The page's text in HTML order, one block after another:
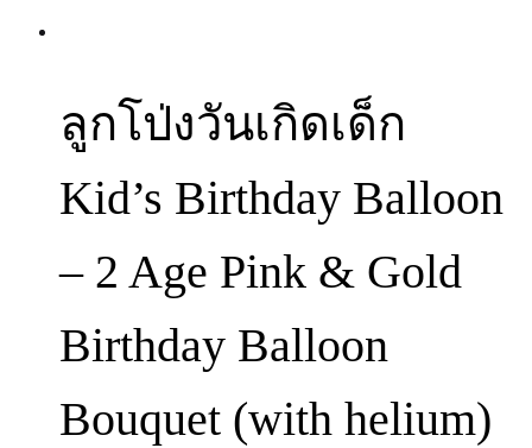
ลูกโป่งวันเกิดเด็ก
Kid’s Birthday Balloon
– 2 Age Pink & Gold
Birthday Balloon
Bouquet (with helium)